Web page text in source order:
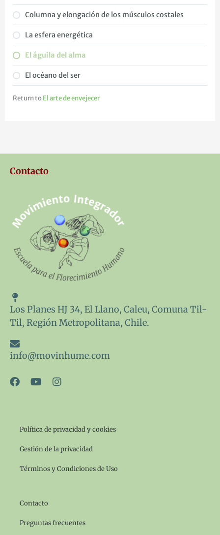
Columna y elongación de los músculos costales
La esfera energética
El águila del alma
El océano del ser
Return toEl arte de envejecer
Contacto
Los Planes HJ 34, El Llano, Caleu, Comuna Til-
Til, Región Metropolitana, Chile.
info@movinhume.com
F
a
o
o
k
Y
o
b
e
I
n
g
r
a
m
Política de privacidad y cookies
Gestión de la privacidad
Términos y Condiciones de Uso
Contacto
Preguntas frecuentes